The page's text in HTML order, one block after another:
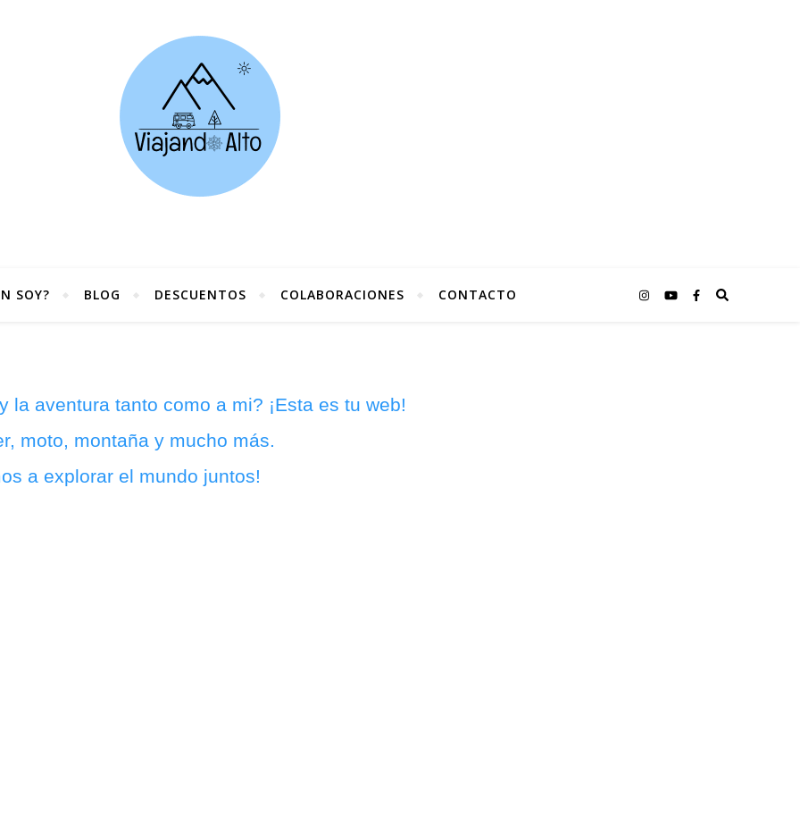
SOY? BLOG DESCUENTOS COLABORACIONES CONTACTO
la aventura tanto como a mi? ¡Esta es tu web!
moto, montaña y mucho más.
a explorar el mundo juntos!